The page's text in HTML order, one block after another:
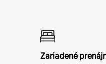
Zariadené